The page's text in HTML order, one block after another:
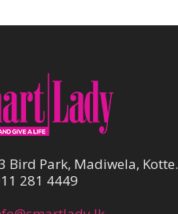
Bird Park, Madiwela, Kotte.
281 4449